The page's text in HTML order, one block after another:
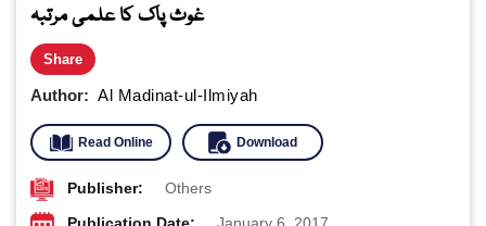
غوث پاک کا علمی مرتبہ
Share
Author: Al Madinat-ul-Ilmiyah
Read Online Download
Publisher: Others